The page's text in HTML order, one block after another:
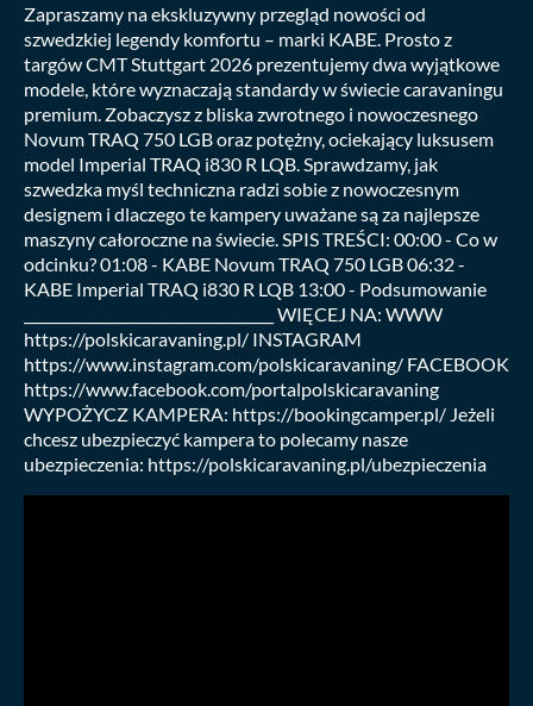
Zapraszamy na ekskluzywny przegląd nowości od
szwedzkiej legendy komfortu – marki KABE. Prosto z
targów CMT Stuttgart 2026 prezentujemy dwa wyjątkowe
modele, które wyznaczają standardy w świecie caravaningu
premium. Zobaczysz z bliska zwrotnego i nowoczesnego
Novum TRAQ 750 LGB oraz potężny, ociekający luksusem
model Imperial TRAQ i830 R LQB. Sprawdzamy, jak
szwedzka myśl techniczna radzi sobie z nowoczesnym
designem i dlaczego te kampery uważane są za najlepsze
maszyny całoroczne na świecie. SPIS TREŚCI: 00:00 - Co w
odcinku? 01:08 - KABE Novum TRAQ 750 LGB 06:32 -
KABE Imperial TRAQ i830 R LQB 13:00 - Podsumowanie
___________________________________ WIĘCEJ NA: WWW
https://polskicaravaning.pl/ INSTAGRAM
https://www.instagram.com/polskicaravaning/ FACEBOOK
https://www.facebook.com/portalpolskicaravaning
WYPOŻYCZ KAMPERA: https://bookingcamper.pl/ Jeżeli
chcesz ubezpieczyć kampera to polecamy nasze
ubezpieczenia: https://polskicaravaning.pl/ubezpieczenia